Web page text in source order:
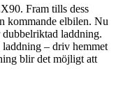
dubbelriktad
laddning
–
driv
hemmet
Fram tills dess
kommande elbilen. Nu
laddning.
– driv hemmet
blir det möjligt att